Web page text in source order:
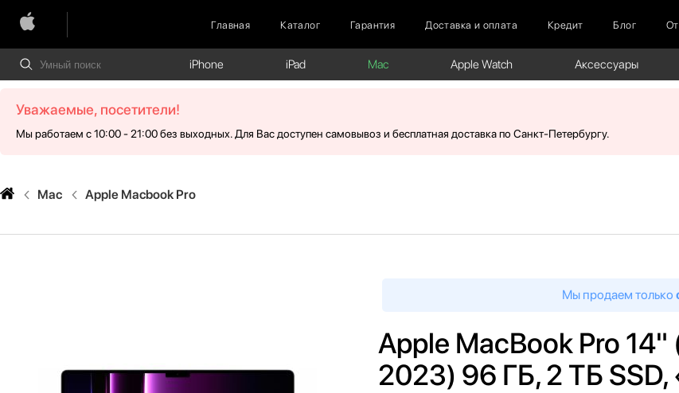
Главная Каталог Гарантия Доставка и оплата Кредит Блог
iPhone iPad Mac Apple Watch Аксессуары
Уважаемые, посетители!
Мы работаем с 10:00 - 21:00 без выходных. Для Вас доступен самовывоз и бесплатная доставка по Санкт-Петербургу.
Mac Apple Macbook Pro
Мы продаем только
Apple MacBook Pro 14"
2023) 96 ГБ, 2 ТБ